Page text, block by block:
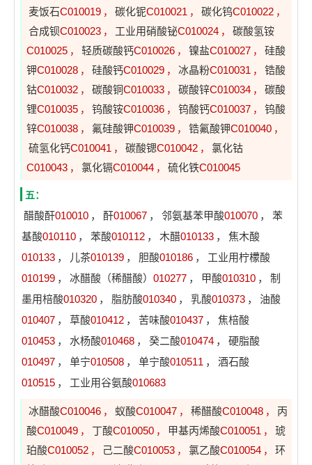
麦饭石C010019 ， 碳化铌C010021 ， 碳化钨C010022 ，
合成钡C010023 ， 工业用硝酸铋C010024 ，
碳酸氢铵
C010025 ， 轻质碳酸钙C010026 ， 镍盐C010027 ，
硅酸
钾C010028 ， 硅酸钙C010029 ， 冰晶粉C010031 ，
锆酸
钴C010032 ， 碳酸铜C010033 ， 碳酸锌C010034 ，
碳酸
锂C010035 ， 钨酸铵C010036 ， 钨酸钙C010037 ，
钨酸
锌C010038 ， 氟硅酸钾C010039 ， 锆氟酸钾C010040 ，
硫氢化钙C010041 ， 碳酸锶C010042 ，
氯化钴
C010043 ， 氯化镉C010044 ， 硫化铁C010045
五：
醋酸酐010010 ， 酐010067 ， 邻氨基苯甲酸010070 ，
苯
基酸010110 ， 苯酸010112 ， 木醋010133 ，
焦木酸
010133 ， 儿茶010139 ， 胆酸010186 ，
工业用柠檬酸
010199 ， 冰醋酸（稀醋酸） 010277 ， 甲酸010310 ，
制
墨用棓酸010320 ， 脂肪酸010340 ， 乳酸010373 ，
油酸
010407 ， 草酸010412 ， 苦味酸010437 ，
焦棓酸
010453 ， 水杨酸010468 ， 癸二酸010474 ，
硬脂酸
010497 ， 单宁010508 ， 单宁酸010511 ，
酒石酸
010515 ， 工业用谷氨酸010683
冰醋酸C010046 ， 蚁酸C010047 ， 稀醋酸C010048 ，
丙
酸C010049 ， 丁酸C010050 ， 甲基丙烯酸C010051 ，
琥
珀酸C010052 ， 己二酸C010053 ， 氯乙酸C010054 ，
环